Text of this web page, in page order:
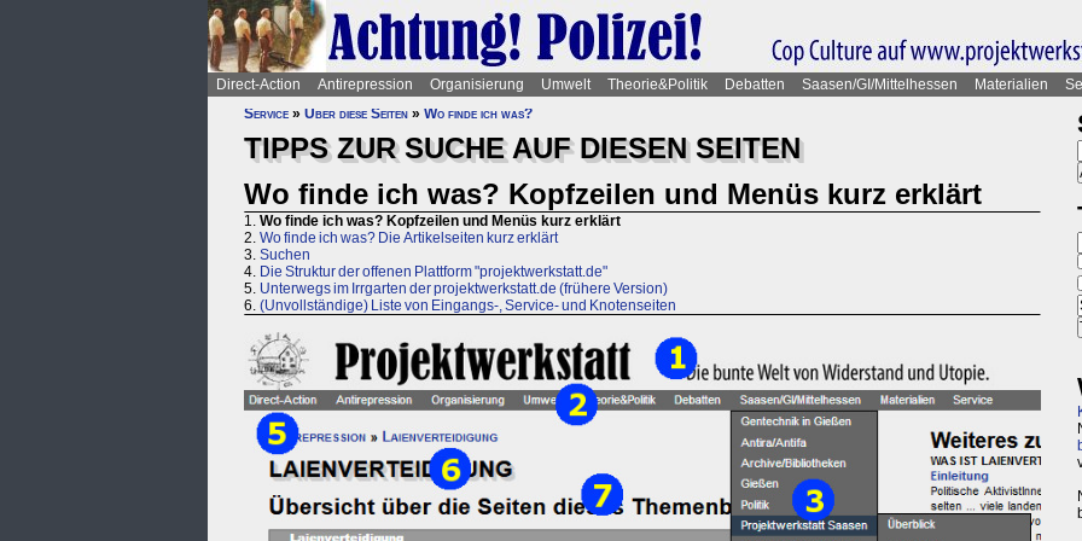
Direct-Action Antirepression Organisierung Umwelt Theorie&Politik Debatten Saasen/GI/Mittelhessen Materialien
Service » Über diese Seiten » Wo finde ich was?
TIPPS ZUR SUCHE AUF DIESEN SEITEN
Wo finde ich was? Kopfzeilen und Menüs kurz erklärt
1. Wo finde ich was? Kopfzeilen und Menüs kurz erklärt
2. Wo finde ich was? Die Artikelseiten kurz erklärt
3. Suchen
4. Die Struktur der offenen Plattform "projektwerkstatt.de"
5. Unterwegs im Irrgarten der projektwerkstatt.de (frühere Version)
6. (Unvollständige) Liste von Eingangs-, Service- und Knotenseiten